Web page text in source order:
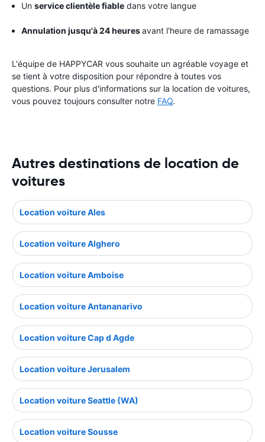
Un service clientèle fiable dans votre langue
Annulation jusqu'à 24 heuresavant l'heure de ramassage
L'équipe de HAPPYCAR vous souhaite un agréable voyage et
se tient à votre disposition pour répondre à toutes vos
questions. Pour plus d'informations sur la location de voitures,
vous pouvez toujours consulter notre FAQ.
Autres destinations de location de
voitures
Location voiture Ales
Location voiture Alghero
Location voiture Amboise
Location voiture Antananarivo
Location voiture Cap d Agde
Location voiture Jerusalem
Location voiture Seattle (WA)
Location voiture Sousse